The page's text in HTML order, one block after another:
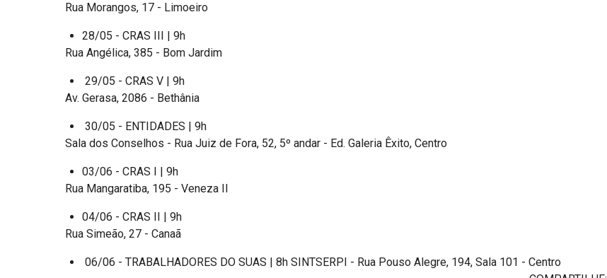
Rua Morangos, 17 - Limoeiro
28/05 - CRAS III | 9h
Rua Angélica, 385 - Bom Jardim
29/05 - CRAS V | 9h
Av. Gerasa, 2086 - Bethânia
30/05 - ENTIDADES | 9h
Sala dos Conselhos - Rua Juiz de Fora, 52, 5º andar - Ed. Galeria Êxito, Centro
03/06 - CRAS I | 9h
Rua Mangaratiba, 195 - Veneza II
04/06 - CRAS II | 9h
Rua Simeão, 27 - Canaã
06/06 - TRABALHADORES DO SUAS | 8h SINTSERPI - Rua Pouso Alegre, 194, Sala 101 - Centro